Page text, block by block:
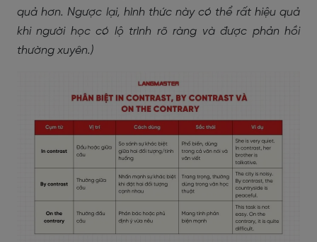
quả hơn. Ngược lại, hình thức này có thể rất hiệu quả
khi người học có lộ trình rõ ràng và được phản hồi
thường xuyên.)